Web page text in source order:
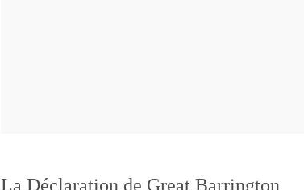
La Déclaration de Great Barrington